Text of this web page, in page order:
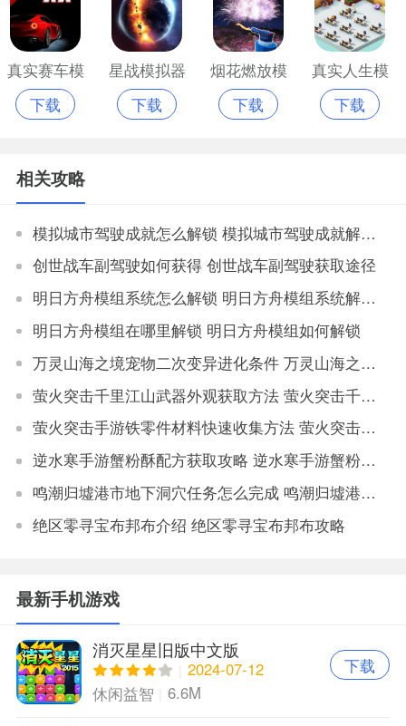
真实赛车模
拟最新版
下载
星战模拟器
免广告版
下载
烟花燃放模
拟器无广告
下载
真实人生模
拟
下载
相关攻略
模拟城市驾驶成就怎么解锁 模拟城市驾驶成就解锁大全攻略
创世战车副驾驶如何获得 创世战车副驾驶获取途径
明日方舟模组系统怎么解锁 明日方舟模组系统解锁教程
明日方舟模组在哪里解锁 明日方舟模组如何解锁
万灵山海之境宠物二次变异进化条件 万灵山海之境宠物二次变异属性对比
萤火突击千里江山武器外观获取方法 萤火突击千里江山如何获取武器外观
萤火突击手游铁零件材料快速收集方法 萤火突击手游铁零件材料获取地点大全
逆水寒手游蟹粉酥配方获取攻略 逆水寒手游蟹粉酥配方怎么获得
鸣潮归墟港市地下洞穴任务怎么完成 鸣潮归墟港市地下洞穴任务完成攻略
绝区零寻宝布邦布介绍 绝区零寻宝布邦布攻略
最新手机游戏
消灭星星旧版中文版
2024-07-12
休闲益智
6.6M
下载